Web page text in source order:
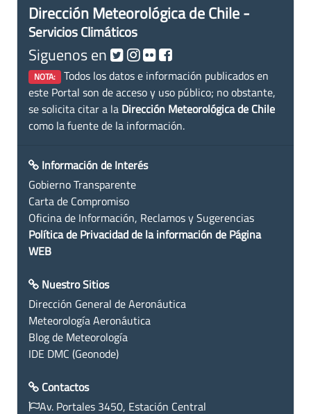
Dirección Meteorológica de Chile -
Servicios Climáticos
Siguenos en
NOTA: Todos los datos e información publicados en
este Portal son de acceso y uso público; no obstante,
se solicita citar a la Dirección Meteorológica de Chile
como la fuente de la información.
Información de Interés
Gobierno Transparente
Carta de Compromiso
Oficina de Información, Reclamos y Sugerencias
Política de Privacidad de la información de Página
WEB
Nuestro Sitios
Dirección General de Aeronáutica
Meteorología Aeronáutica
Blog de Meteorología
IDE DMC (Geonode)
Contactos
Av. Portales 3450, Estación Central